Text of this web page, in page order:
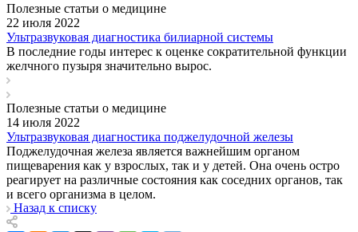
Полезные статьи о медицине
22 июля 2022
Ультразвуковая диагностика билиарной системы
В последние годы интерес к оценке сократительной функции
желчного пузыря значительно вырос.
Полезные статьи о медицине
14 июля 2022
Ультразвуковая диагностика поджелудочной железы
Поджелудочная железа является важнейшим органом
пищеварения как у взрослых, так и у детей. Она очень остро
реагирует на различные состояния как соседних органов, так
и всего организма в целом.
Назад к списку